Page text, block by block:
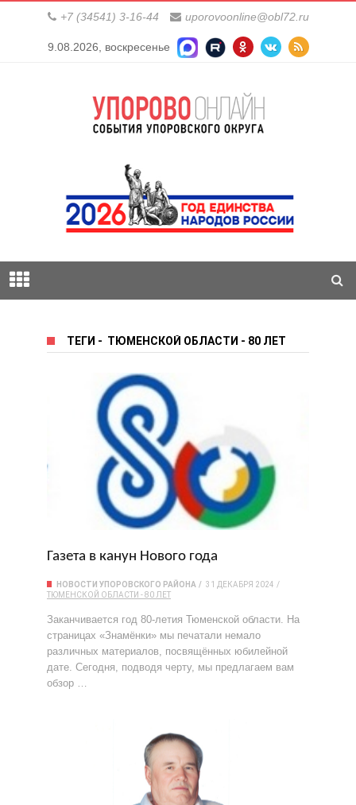
+7 (34541) 3-16-44 uporovoonline@obl72.ru
9.08.2026, воскресенье
ТЕГИ - ТЮМЕНСКОЙ ОБЛАСТИ - 80 ЛЕТ
Газета в канун Нового года
НОВОСТИ УПОРОВСКОГО РАЙОНА
31 ДЕКАБРЯ 2024
ТЮМЕНСКОЙ ОБЛАСТИ - 80 ЛЕТ
Заканчивается год 80-летия Тюменской области. На
страницах «Знамёнки» мы печатали немало
различных материалов, посвящённых юбилейной
дате. Сегодня, подводя черту, мы предлагаем вам
обзор …